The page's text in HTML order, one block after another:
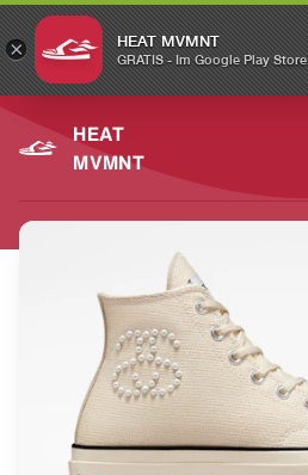
× HEAT MVMNT
GRATIS - Im Google Play Store
HEAT
MVMNT
Switch to the English version?